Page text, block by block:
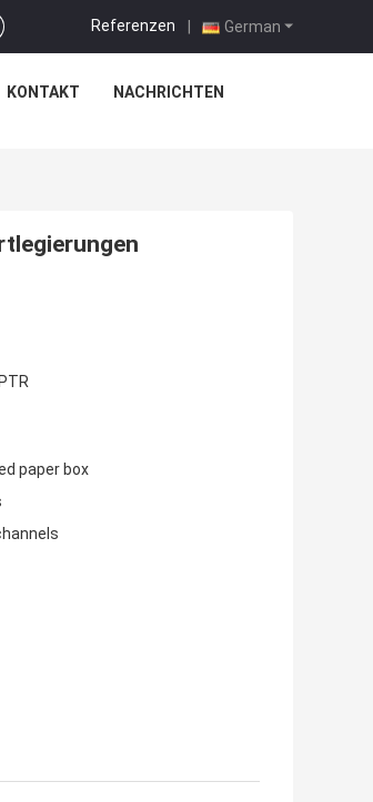
German
Referenzen |
KONTAKT NACHRICHTEN
paper box